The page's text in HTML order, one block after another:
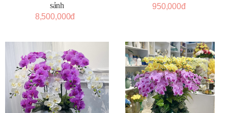
sảnh
8,500,000đ
950,000đ